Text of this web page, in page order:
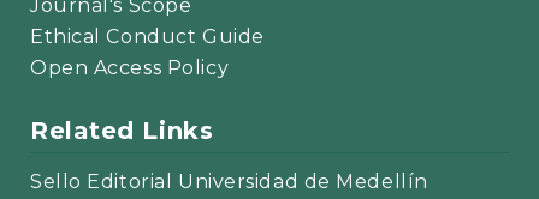
Journal's Scope
Ethical Conduct Guide
Open Access Policy
Related Links
Sello Editorial Universidad de Medellín